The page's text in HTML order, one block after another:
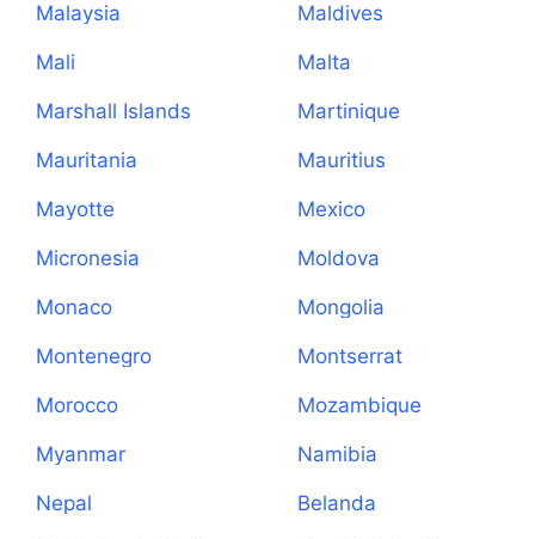
Malaysia Maldives
Mali Malta
Marshall Islands Martinique
Mauritania Mauritius
Mayotte Mexico
Micronesia Moldova
Monaco Mongolia
Montenegro Montserrat
Morocco Mozambique
Myanmar Namibia
Nepal Belanda